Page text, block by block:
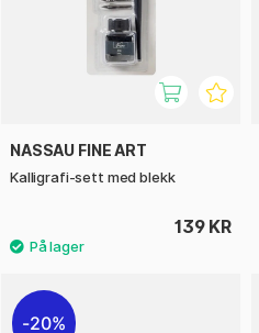
NASSAU FINE ART
Kalligrafi-sett med blekk
139 KR
20%